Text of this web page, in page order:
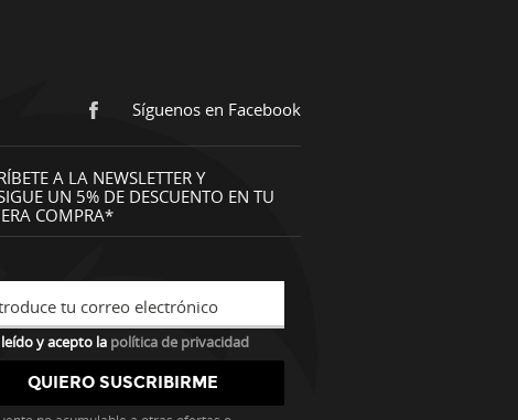
Síguenos en Facebook
A LA NEWSLETTER Y
UN 5% DE DESCUENTO EN TU
COMPRA*
tu correo electrónico
y acepto la política de privacidad